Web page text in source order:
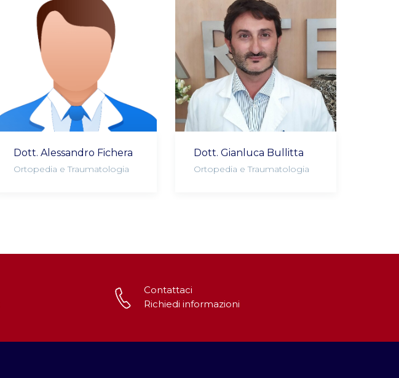
Dott. Alessandro Fichera
Ortopedia e Traumatologia
Dott. Gianluca Bullitta
Ortopedia e Traumatologia
Contattaci
Richiedi informazioni